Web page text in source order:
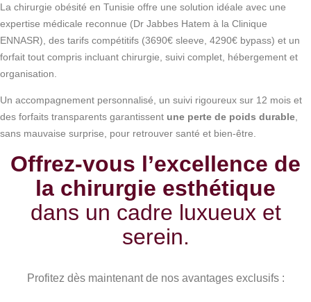
La chirurgie obésité en Tunisie offre une solution idéale avec une
expertise médicale reconnue (Dr Jabbes Hatem à la Clinique
ENNASR), des tarifs compétitifs (3690€ sleeve, 4290€ bypass) et un
forfait tout compris incluant chirurgie, suivi complet, hébergement et
organisation.
Un accompagnement personnalisé, un suivi rigoureux sur 12 mois et
des forfaits transparents garantissent une perte de poids durable,
sans mauvaise surprise, pour retrouver santé et bien-être.
Offrez-vous l’excellence de
la chirurgie esthétique
dans un cadre luxueux et
serein.
Profitez dès maintenant de nos avantages exclusifs :